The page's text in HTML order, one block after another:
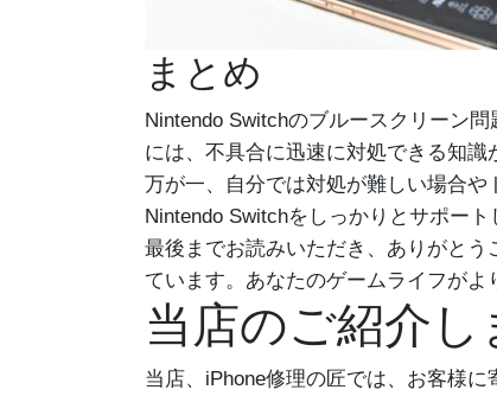
まとめ
Nintendo Switchのブルースクリーン
には、不具合に迅速に対処できる知識
万が一、自分では対処が難しい場合
Nintendo Switchをしっかりとサポー
最後までお読みいただき、ありがと
ています。あなたのゲームライフがよ
当店のご紹介し
当店、iPhone修理の匠では、お客様に